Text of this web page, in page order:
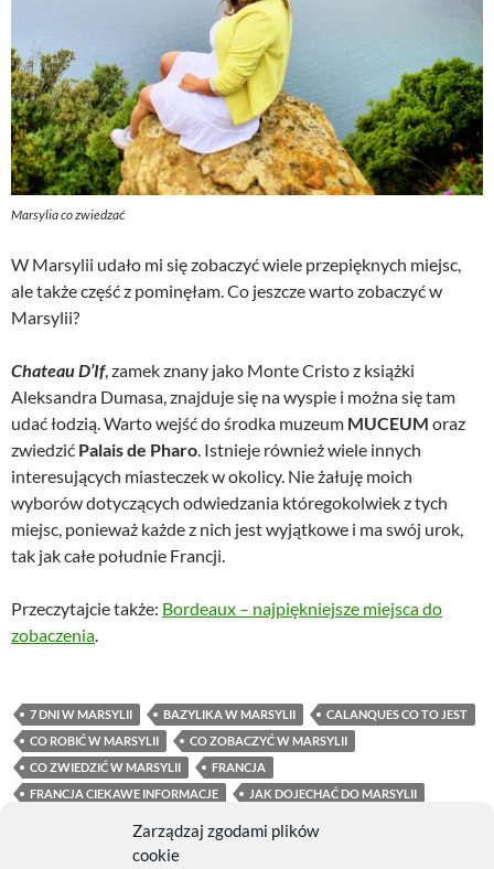
Marsylia co zwiedzać
W Marsylii udało mi się zobaczyć wiele przepięknych miejsc,
ale także część z pominęłam. Co jeszcze warto zobaczyć w
Marsylii?
Chateau D’If, zamek znany jako Monte Cristo z książki
Aleksandra Dumasa, znajduje się na wyspie i można się tam
udać łodzią. Warto wejść do środka muzeum MUCEUM oraz
zwiedzić Palais de Pharo. Istnieje również wiele innych
interesujących miasteczek w okolicy. Nie żałuję moich
wyborów dotyczących odwiedzania któregokolwiek z tych
miejsc, ponieważ każde z nich jest wyjątkowe i ma swój urok,
tak jak całe południe Francji.
Przeczytajcie także: Bordeaux – najpiękniejsze miejsca do
zobaczenia.
7 DNI W MARSYLII BAZYLIKA W MARSYLII
CALANQUES CO TO JEST
CO ROBIĆ W MARSYLII
CO ZOBACZYĆ W MARSYLII
CO ZWIEDZIĆ W MARSYLII
FRANCJA
FRANCJA CIEKAWE INFORMACJE
JAK DOJECHAĆ DO MARSYLII
PARYŻ MARSYLIA JAK SIĘ DOSTAĆ
Zarządzaj zgodami plików
cookie